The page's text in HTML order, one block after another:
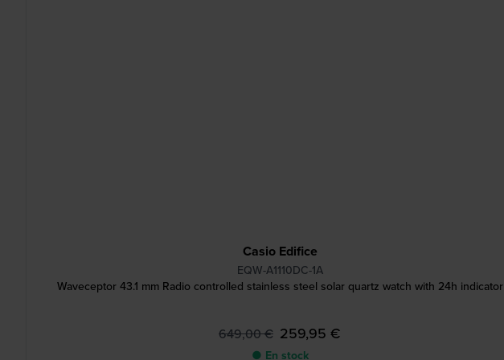
Casio Edifice
EQW-A1110DC-1A
Waveceptor 43.1 mm Radio controlled stainless steel solar quartz watch with 24h indicator
649,00 € 259,95 €
● En stock